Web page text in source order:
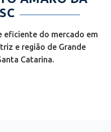
eficiente do mercado em
e região de Grande
Catarina.